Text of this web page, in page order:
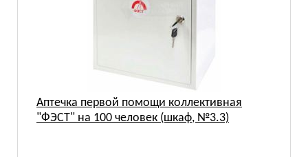
Аптечка первой помощи коллективная
"ФЭСТ" на 100 человек (шкаф, №3.3)